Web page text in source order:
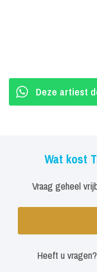
Deze artiest
Wat kost
Vraag geheel
Heeft u